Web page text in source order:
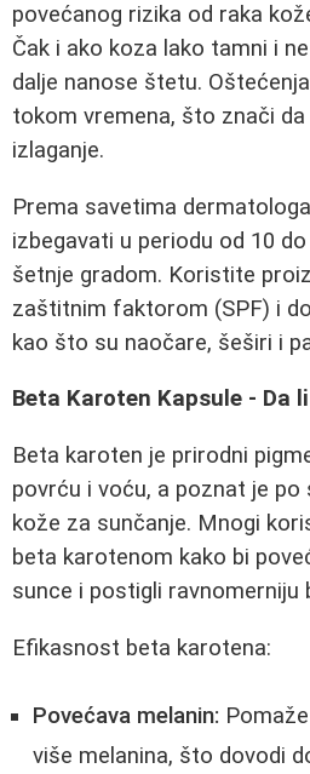
povećanog rizika od raka
Čak i ako koza lako tamni i
dalje nanose štetu.
tokom vremena, što znači
izlaganje.
Prema savetima
izbegavati u periodu od 10
šetnje gradom. Koristite
zaštitnim faktorom (SPF) i
kao što su naočare, šeširi i
Beta Karoten Kapsule - Da
Beta karoten je prirodni
povrću i voću, a poznat je
kože za sunčanje. Mnogi
beta karotenom kako bi
sunce i postigli ravnomerniju
Efikasnost beta karotena:
Povećava melanin:
više melanina, što dovodi